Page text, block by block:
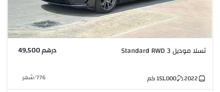
تسلا موديل 3 Standard RWD درهم 49,500
2022
151,000كم 776
/شهر